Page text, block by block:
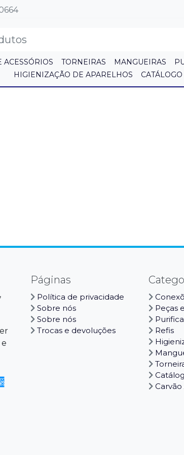
ACESSÓRIOS TORNEIRAS MANGUEIRAS
HIGIENIZAÇÃO DE APARELHOS
Páginas
Política de privacidade
Sobre nós
Sobre nós
Trocas e devoluções
Peças
Refis